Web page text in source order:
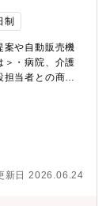
の可視化■内部
の構築・改善、
企業が行って
理解を深めて
比重を高めて
スグループ各
革フェーズに携
むフェーズのた
制
案や自動販売機
＞・病院、介護
担当者との商
規開拓営業・
営業50％※営業
事の魅力】・
、提案しやす
ームで目標達
新日 2026.06.24